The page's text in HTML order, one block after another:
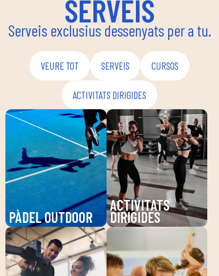
SERVEIS
Serveis exclusius dessenyats per a tu.
VEURE TOT SERVEIS CURSOS
ACTIVITATS DIRIGIDES
PÀDEL OUTDOOR
Gaudeix del pàdel a
DUIN SPORTS CLUB, un
esport dinàmic que
millora la teva agilitat i
ACTIVITATS
DIRIGIDES
Descobreix les nostres
activitats dirigides a
DUIN SPORTS CLUB:
Pilates, Zumba,